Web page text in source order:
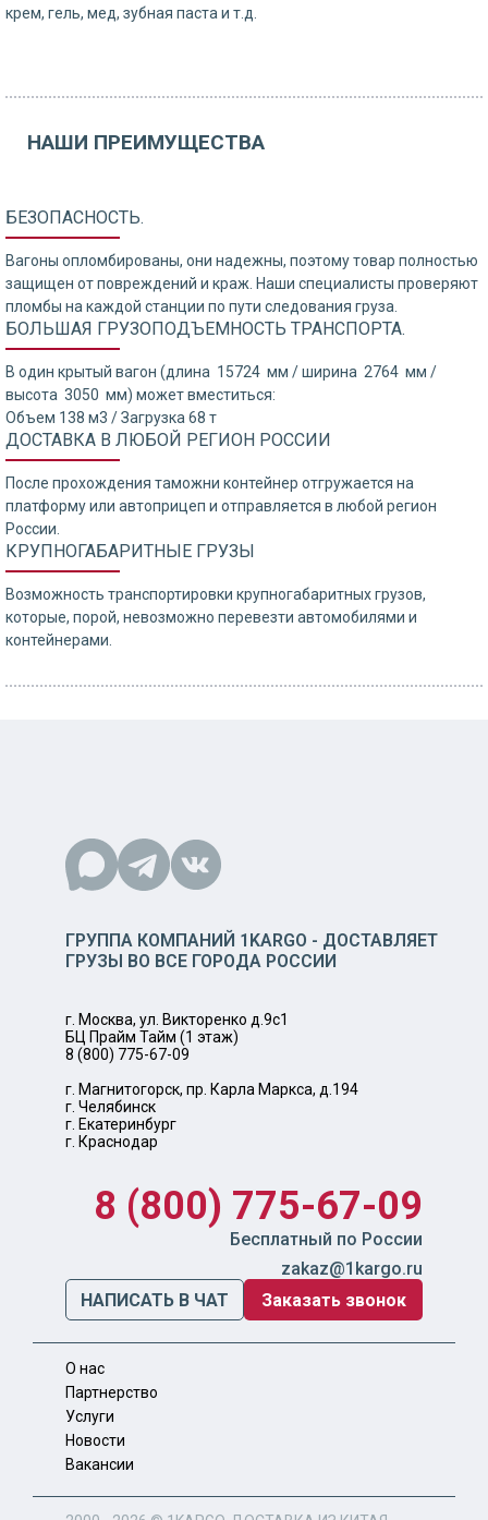
крем, гель, мед, зубная паста и т.д.
НАШИ ПРЕИМУЩЕСТВА
БЕЗОПАСНОСТЬ.
Вагоны опломбированы, они надежны, поэтому товар полностью
защищен от повреждений и краж. Наши специалисты проверяют
пломбы на каждой станции по пути следования груза.
БОЛЬШАЯ ГРУЗОПОДЪЕМНОСТЬ ТРАНСПОРТА.
В один крытый вагон (длина 15724 мм / ширина 2764 мм /
высота 3050 мм) может вместиться:
Объем 138 м3 / Загрузка 68 т
ДОСТАВКА В ЛЮБОЙ РЕГИОН РОССИИ
После прохождения таможни контейнер отгружается на
платформу или автоприцеп и отправляется в любой регион
России.
КРУПНОГАБАРИТНЫЕ ГРУЗЫ
Возможность транспортировки крупногабаритных грузов,
которые, порой, невозможно перевезти автомобилями и
контейнерами.
ГРУППА КОМПАНИЙ 1KARGO - ДОСТАВЛЯЕТ
ГРУЗЫ ВО ВСЕ ГОРОДА РОССИИ
г. Москва, ул. Викторенко д.9с1
БЦ Прайм Тайм (1 этаж)
8 (800) 775-67-09
г. Магнитогорск, пр. Карла Маркса, д.194
г. Челябинск
г. Екатеринбург
г. Краснодар
8 (800) 775-67-09
Бесплатный по России
zakaz@1kargo.ru
НАПИСАТЬ В ЧАТ
Заказать звонок
О нас
Партнерство
Услуги
Новости
Вакансии